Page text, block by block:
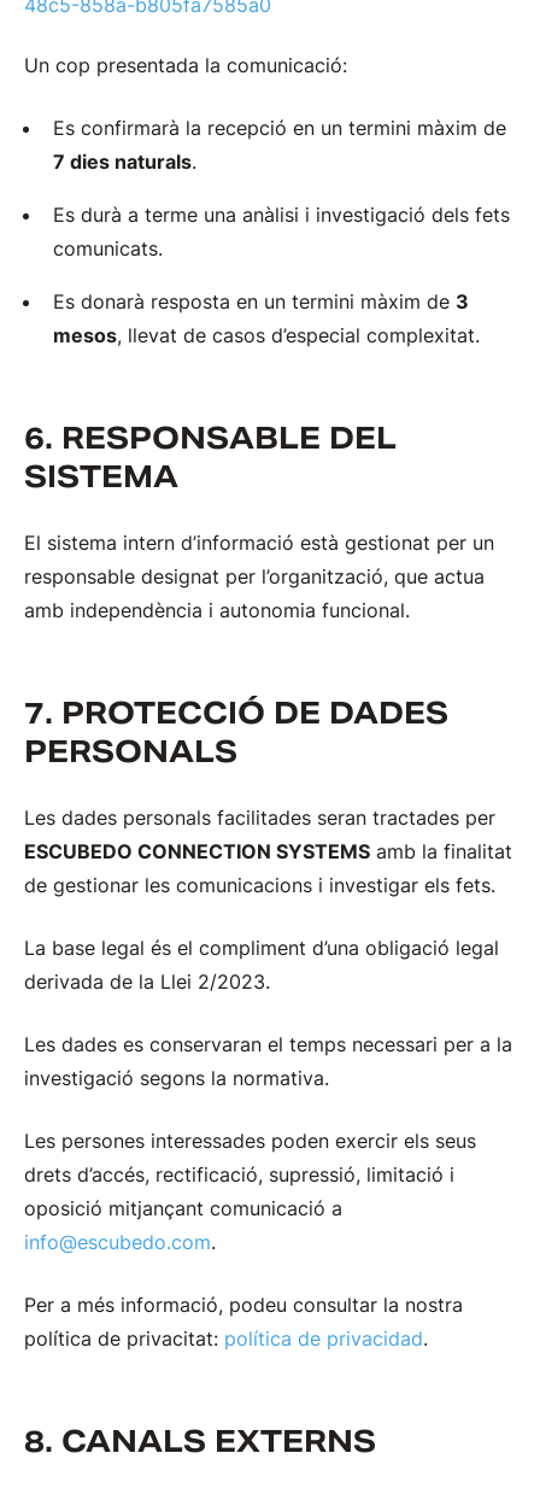
48c5-858a-b805fa7585a0
Un cop presentada la comunicació:
Es confirmarà la recepció en un termini màxim de
7 dies naturals.
Es durà a terme una anàlisi i investigació dels fets
comunicats.
Es donarà resposta en un termini màxim de 3
mesos, llevat de casos d’especial complexitat.
6. RESPONSABLE DEL
SISTEMA
El sistema intern d’informació està gestionat per un
responsable designat per l’organització, que actua
amb independència i autonomia funcional.
7. PROTECCIÓ DE DADES
PERSONALS
Les dades personals facilitades seran tractades per
ESCUBEDO CONNECTION SYSTEMS amb la finalitat
de gestionar les comunicacions i investigar els fets.
La base legal és el compliment d’una obligació legal
derivada de la Llei 2/2023.
Les dades es conservaran el temps necessari per a la
investigació segons la normativa.
Les persones interessades poden exercir els seus
drets d’accés, rectificació, supressió, limitació i
oposició mitjançant comunicació a
info@escubedo.com.
Per a més informació, podeu consultar la nostra
política de privacitat: política de privacidad.
8. CANALS EXTERNS